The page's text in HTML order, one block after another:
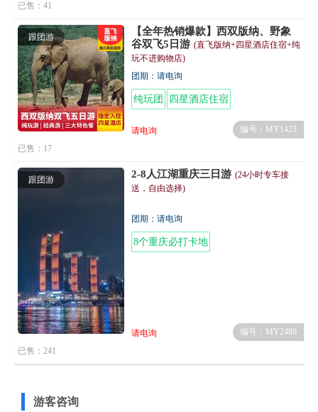
已售：41
跟团游
【全年热销爆款】西双版纳、野象
谷双飞5日游 (直飞版纳+四星酒店住宿+纯
玩不进购物店)
团期：请电询
纯玩团 四星酒店住宿
请电询
编号：MY1423
已售：17
跟团游 2-8人江湖重庆三日游 (24小时专车接
送，自由选择)
团期：请电询
8个重庆必打卡地
请电询
编号：MY2489
已售：241
游客咨询